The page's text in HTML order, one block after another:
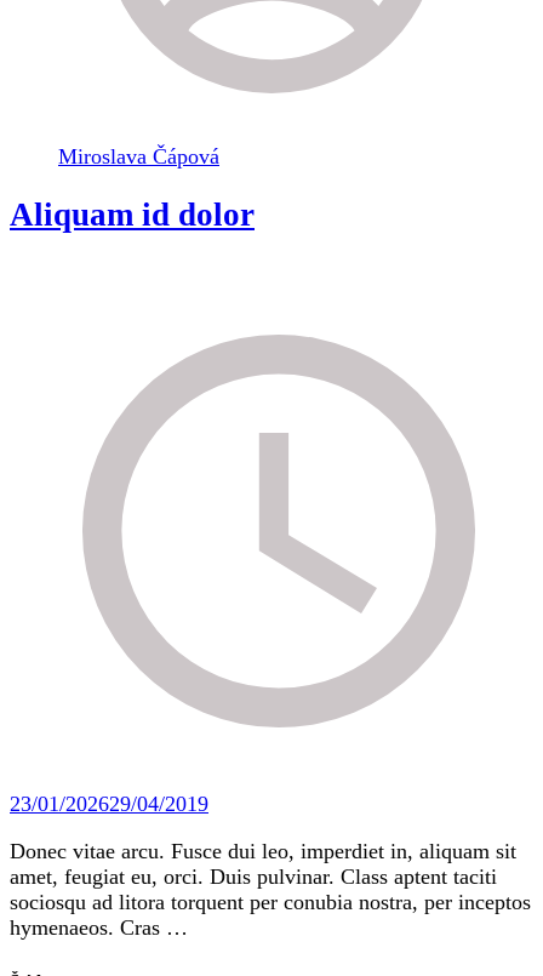
Miroslava Čápová
Aliquam id dolor
23/01/202629/04/2019
Donec vitae arcu. Fusce dui leo, imperdiet in, aliquam sit
amet, feugiat eu, orci. Duis pulvinar. Class aptent taciti
sociosqu ad litora torquent per conubia nostra, per inceptos
hymenaeos. Cras …